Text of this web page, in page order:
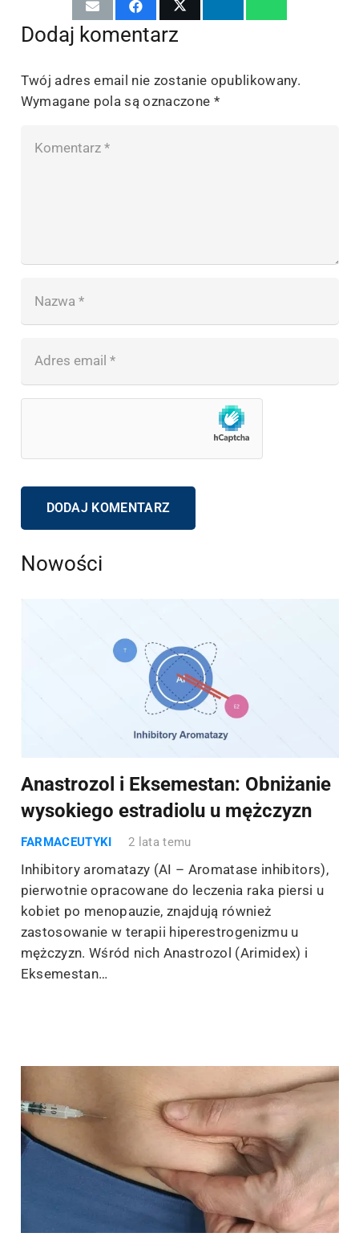
Dodaj komentarz
Twój adres email nie zostanie opublikowany.
Wymagane pola są oznaczone *
DODAJ KOMENTARZ
Nowości
Anastrozol i Eksemestan: Obniżanie
wysokiego estradiolu u mężczyzn
FARMACEUTYKI 2 lata temu
Inhibitory aromatazy (AI – Aromatase inhibitors),
pierwotnie opracowane do leczenia raka piersi u
kobiet po menopauzie, znajdują również
zastosowanie w terapii hiperestrogenizmu u
mężczyzn. Wśród nich Anastrozol (Arimidex) i
Eksemestan…